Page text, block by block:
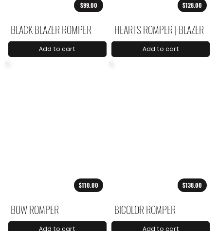
$99.00
BLACK BLAZER ROMPER
Add to cart
$128.00
HEARTS ROMPER | BLAZER
Add to cart
$110.00
BOW ROMPER
Add to cart
$138.00
BICOLOR ROMPER
Add to cart